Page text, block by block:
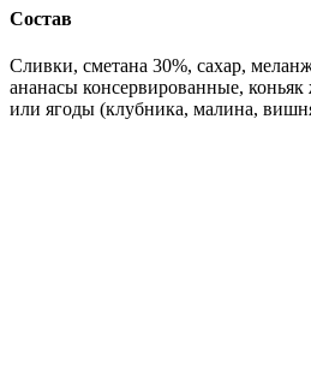
Состав
Сливки, сметана 30%, сахар,
ананасы консервированные,
или ягоды (клубника, малина,